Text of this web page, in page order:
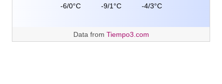
-6/0°C -9/1°C -4/3°C
Data from Tiempo3.com